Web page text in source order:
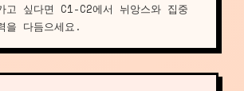
고 싶다면 C1-C2에서 뉘앙스와 집중
을 다듬으세요.